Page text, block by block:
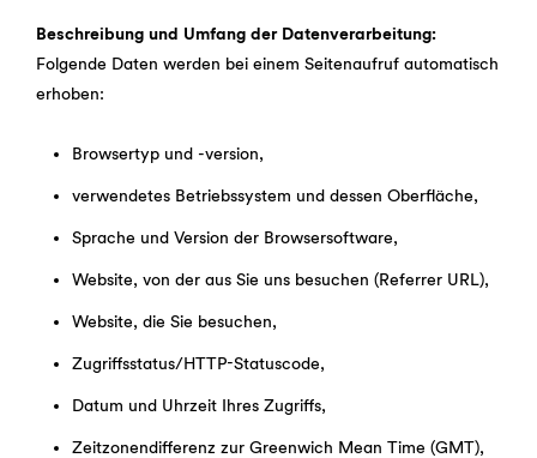
Beschreibung und Umfang der Datenverarbeitung:
Folgende Daten werden bei einem Seitenaufruf automatisch
erhoben:
Browsertyp und -version,
verwendetes Betriebssystem und dessen Oberfläche,
Sprache und Version der Browsersoftware,
Website, von der aus Sie uns besuchen (Referrer URL),
Website, die Sie besuchen,
Zugriffsstatus/HTTP-Statuscode,
Datum und Uhrzeit Ihres Zugriffs,
Zeitzonendifferenz zur Greenwich Mean Time (GMT),